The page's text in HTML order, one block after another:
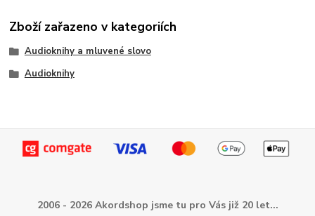
Zboží zařazeno v kategoriích
Audioknihy a mluvené slovo
Audioknihy
2006 - 2026 Akordshop jsme tu pro Vás již 20 let...